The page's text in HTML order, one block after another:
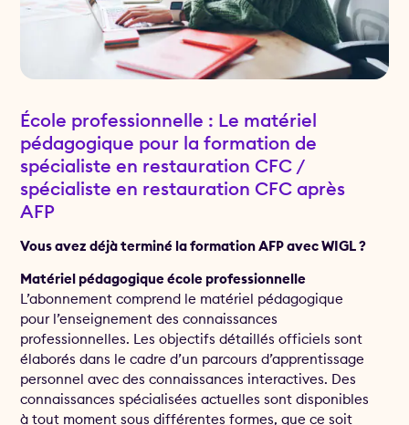
École professionnelle : Le matériel
pédagogique pour la formation de
spécialiste en restauration CFC /
spécialiste en restauration CFC après
AFP
Vous avez déjà terminé la formation AFP avec WIGL ?
Matériel pédagogique école professionnelle
L’abonnement comprend le matériel pédagogique
pour l’enseignement des connaissances
professionnelles. Les objectifs détaillés officiels sont
élaborés dans le cadre d’un parcours d’apprentissage
personnel avec des connaissances interactives. Des
connaissances spécialisées actuelles sont disponibles
à tout moment sous différentes formes, que ce soit